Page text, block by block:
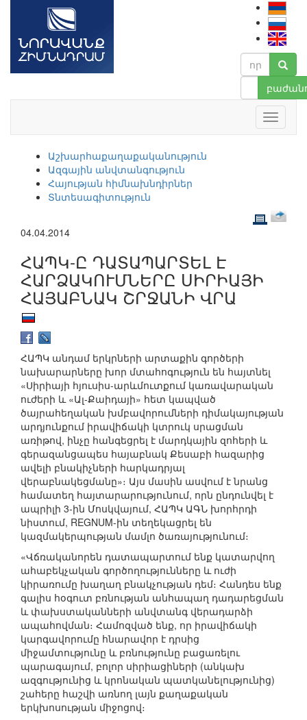
Աշխարհաքաղաքականություն
Ազգային անվտանգություն
Հայության հիմնախնդիրներ
Տնտեսագիտություն
04.04.2014
ՀԱՊԿ-Ը ԴԱՏԱՊԱՐՏԵԼ Է
ՀԱՐՁԱԿՈՒՄՆԵՐԸ ՍԻՐԻԱՅԻ
ՀԱՅԱԲՆԱԿ ՇՐՋԱՆԻ ՎՐԱ
ՀԱՊԿ անդամ երկրների արտաքին գործերի
նախարարները խոր մտահոգություն են հայտնել
«Սիրիայի հյուսիս-արևմուտքում կառավարական
ուժերի և «Ալ-Քաիդայի» հետ կապված
ծայրահեղական խմբավորումների դիմակայության
արդյունքում իրավիճակի կտրուկ սրացման
առիթով, ինչը հանգեցրել է մարդկային զոհերի և
գերազանցապես հայաբնակ Քեսաբի հազարից
ավելի բնակիչների հարկադրյալ
վերաբնակեցմանը»։ Այս մասին ասվում է նրանց
համատեղ հայտարարությունում, որն ընդունվել է
ապրիլի 3-ին Մոսկվայում, ՀԱՊԿ ԱԳՆ խորհրդի
նիստում, REGNUM-ին տեղեկացրել են
կազմակերպության մամլո ծառայությունում։
«Վճռականորեն դատապարտում ենք կատարվող
ահաբեկչական գործողությունները և ուժի
կիրառումը խաղաղ բնակչության դեմ։ Հանդես ենք
գալիս հօգուտ բռնության անհապաղ դադարեցման
և փախստականների անվտանգ վերադարձի
ապահովման։ Համոզված ենք, որ իրավիճակի
կարգավորումը հնարավոր է դրսից
միջամտությունը և բռնությունը բացառելու
պարագայում, բոլոր սիրիացիների (անկախ
ազգությունից և կրոնական պատկանելությունից)
շահերը հաշվի առնող լայն քաղաքական
երկխոսության միջոցով։